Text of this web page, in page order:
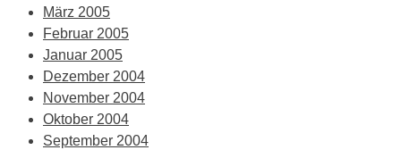
März 2005
Februar 2005
Januar 2005
Dezember 2004
November 2004
Oktober 2004
September 2004